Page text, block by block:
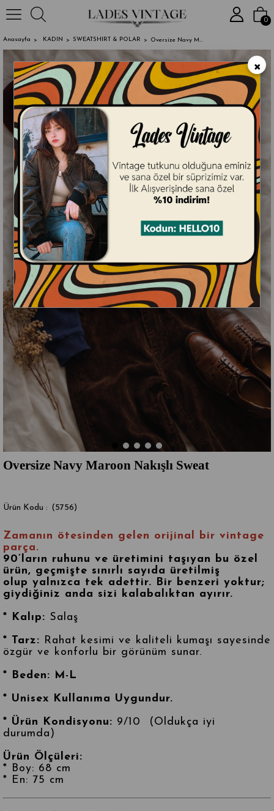
2000₺ ve
0
Anasayfa KADIN SWEATSHIRT & POLAR Oversize Navy Maroon Nakışlı Sweat
Oversize Navy Maroon Nakışlı Sweat
(5756)
Zamanın ötesinden gelen orijinal bir vintage
parça.
90’ların ruhunu ve üretimini taşıyan bu özel
ürün, geçmişte sınırlı sayıda üretilmiş
olup yalnızca tek adettir. Bir benzeri yoktur;
giydiğiniz anda sizi kalabalıktan ayırır.
* Kalıp: Salaş
* Tarz: Rahat kesimi ve kaliteli kumaşı sayesinde
özgür ve konforlu bir görünüm sunar.
* Beden: M-L
* Unisex Kullanıma Uygundur.
* Ürün Kondisyonu: 9/10 (Oldukça iyi
durumda)
Ürün Ölçüleri:
* Boy: 68 cm
* En: 75 cm
×